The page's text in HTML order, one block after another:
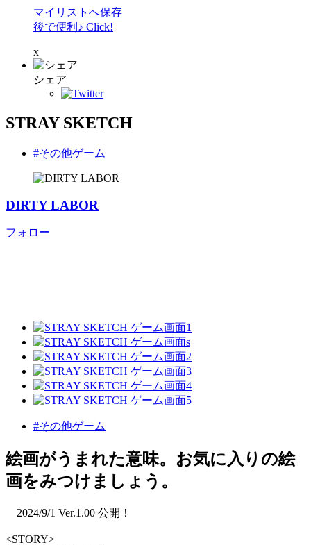
マイリストへ保存
後で便利♪ Click!
x
シェア
STRAY SKETCH
#その他ゲーム
DIRTY LABOR
フォロー
#その他ゲーム
絵画がうまれた意味。お気に入りの絵
画をみつけましょう。
2024/9/1 Ver.1.00 公開！
<STORY>